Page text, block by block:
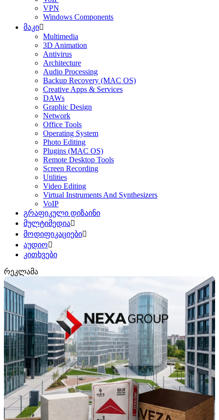
VPN
Windows Components
მაკი
Multimedia
3D Animation
Antivirus
Architecture
Audio Processing
Backup Recovery (MAC OS)
Creative Apps & Services
DAWs
Graphic Design
Network
Office Tools
Operating System
Photo Editing
Plugins (MAC OS)
Remote Desktop Tools
Screen Recording
Utilities
Video Editing
Virtual Instruments And Synthesizers
VoIP
გრაფიკული დიზაინი
მულტიმედია
მოდიფიკაციები
აუდიო
კითხვები
რეკლამა